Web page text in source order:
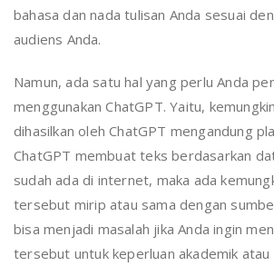
bahasa dan nada tulisan Anda sesuai
audiens Anda.
Namun, ada satu hal yang perlu Anda
menggunakan ChatGPT. Yaitu,
dihasilkan oleh ChatGPT mengandung
ChatGPT membuat teks berdasarkan
sudah ada di internet, maka ada
tersebut mirip atau sama dengan
bisa menjadi masalah jika Anda ingin
tersebut untuk keperluan akademik atau